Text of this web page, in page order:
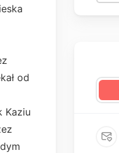
od
Kaziu